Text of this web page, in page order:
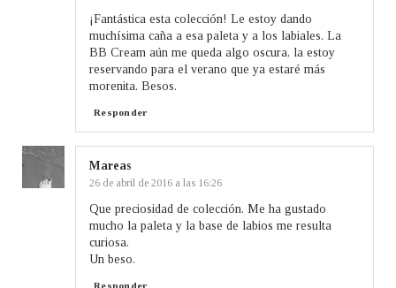
¡Fantástica esta colección! Le estoy dando
muchísima caña a esa paleta y a los labiales. La
BB Cream aún me queda algo oscura, la estoy
reservando para el verano que ya estaré más
morenita. Besos.
Responder
Mareas
26 de abril de 2016 a las 16:26
Que preciosidad de colección. Me ha gustado
mucho la paleta y la base de labios me resulta
curiosa.
Un beso.
Responder